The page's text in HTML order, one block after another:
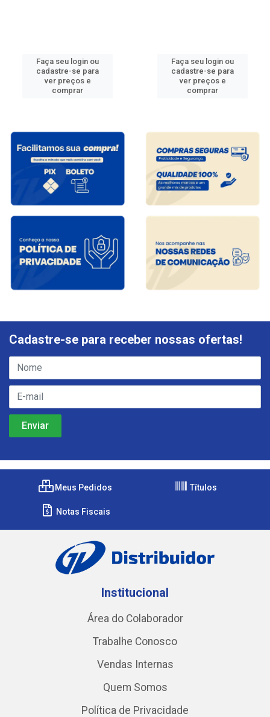
Faça seu login ou
cadastre-se para
ver preços e
comprar
Faça seu login ou
cadastre-se para
ver preços e
comprar
Cadastre-se para receber nossas ofertas!
Meus Pedidos Títulos
Notas Fiscais
Institucional
Área do Colaborador
Trabalhe Conosco
Vendas Internas
Quem Somos
Política de Privacidade